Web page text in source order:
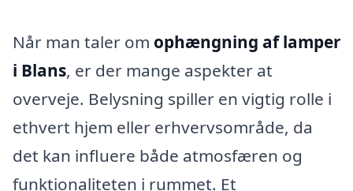
Når man taler om ophængning af lamper
i Blans, er der mange aspekter at
overveje. Belysning spiller en vigtig rolle i
ethvert hjem eller erhvervsområde, da
det kan influere både atmosfæren og
funktionaliteten i rummet. Et